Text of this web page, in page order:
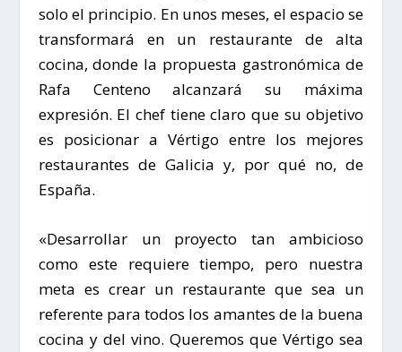
solo el principio. En unos meses, el espacio se
transformará en un restaurante de alta
cocina, donde la propuesta gastronómica de
Rafa Centeno alcanzará su máxima
expresión. El chef tiene claro que su objetivo
es posicionar a Vértigo entre los mejores
restaurantes de Galicia y, por qué no, de
España.
«Desarrollar un proyecto tan ambicioso
como este requiere tiempo, pero nuestra
meta es crear un restaurante que sea un
referente para todos los amantes de la buena
cocina y del vino. Queremos queVértigo sea